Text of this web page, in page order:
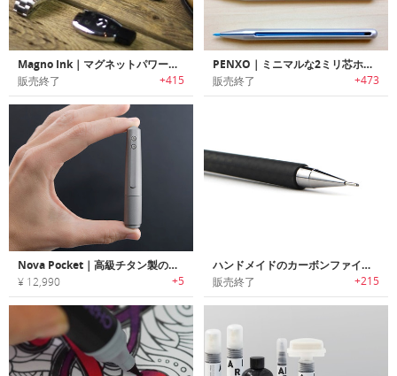
Magno Ink｜マグネットパワーペン「マグノインク」
販売終了 +415
PENXO｜ミニマルな2ミリ芯ホルダーペンシル「ペンゾ」
販売終了 +473
Nova Pocket｜高級チタン製のポケットサイズペン
¥ 12,990 +5
ハンドメイドのカーボンファイバーメカニカルペンシル
販売終了 +215